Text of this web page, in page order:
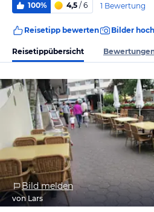
100% 4,5 / 6 1 Bewertung
Reisetipp bewerten Bilder
Reisetippübersicht
Bild melden
von Lars